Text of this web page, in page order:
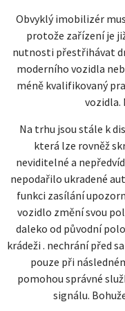
Obvyklý imobilizér
protože zařízení je
nutnosti přestřihávat
moderního vozidla
méně kvalifikovaný
vozidla.
Na trhu jsou stále k
která lze rovněž
neviditelné a
nepodařilo ukradené
funkci zasílání
vozidlo změní svou
daleko od původní
krádeži . nechrání před
pouze při
pomohou správné
signálu.